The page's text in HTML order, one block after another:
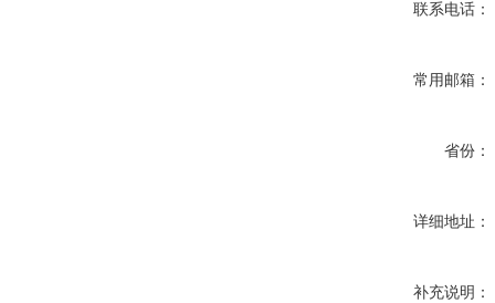
联系电话：
常用邮箱：
省份：
详细地址：
补充说明：